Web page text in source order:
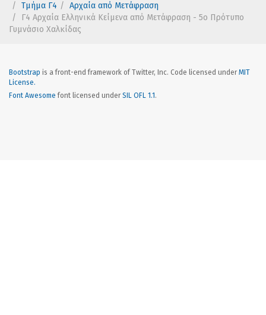
Τμήμα Γ4
Αρχαία από Μετάφραση
Γ4 Αρχαία Ελληνικά Κείμενα από Μετάφραση - 5ο Πρότυπο
Γυμνάσιο Χαλκίδας
Bootstrap is a front-end framework of Twitter, Inc. Code licensed underMIT
License.
Font Awesome font licensed underSIL OFL 1.1 .